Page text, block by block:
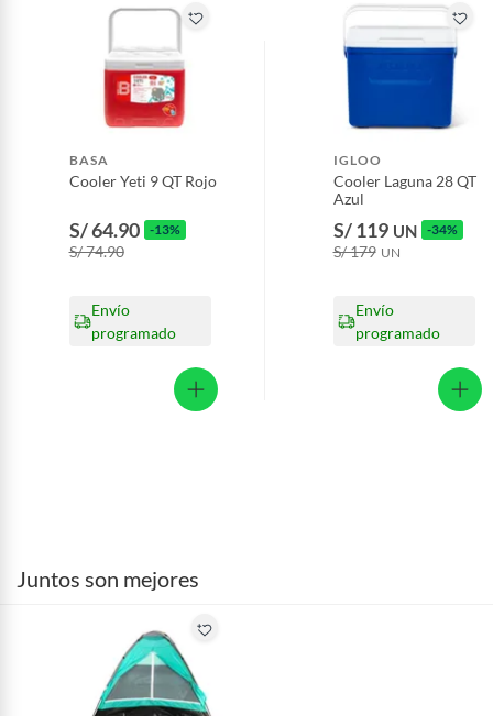
BASA
Cooler Yeti 9 QT Rojo
S/ 64.90 -13%
S/ 74.90
Envío
programado
IGLOO
Cooler Laguna 28 QT
Azul
S/ 119 UN -34%
S/ 179 UN
Envío
programado
Juntos son mejores